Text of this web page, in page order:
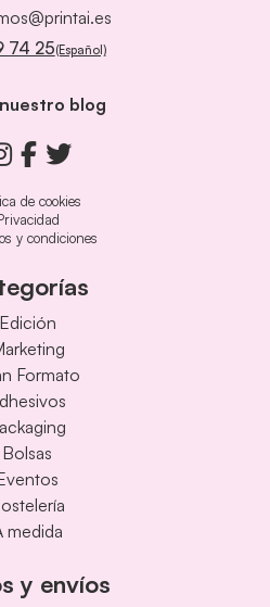
74 25(Español)
blog
de cookies
y condiciones
Edición
Formato
Bolsas
medida
y envíos